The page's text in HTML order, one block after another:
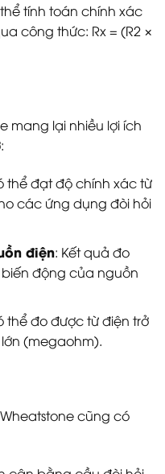
tính toán chính xác
công thức: Rx = (R2 ×
mang lại nhiều lợi ích
thể đạt độ chính xác từ
các ứng dụng đòi hỏi
điện: Kết quả đo
động của nguồn
thể đo được từ điện trở
(megaohm).
cũng có